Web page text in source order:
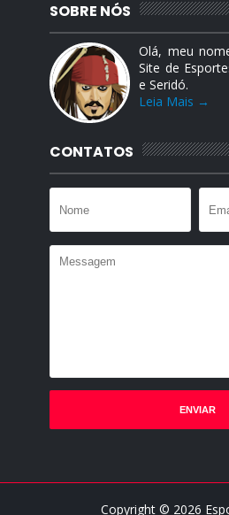
SOBRE NÓS
Olá, meu
Site de
e Seridó.
Leia Mais →
CONTATOS
Copyright © 2026